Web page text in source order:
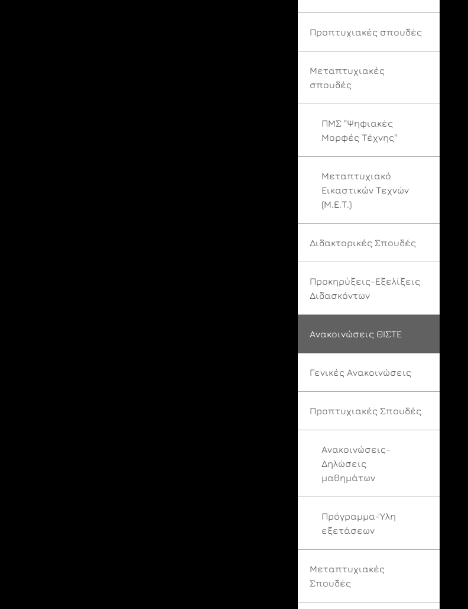
Προπτυχιακές σπουδές
Μεταπτυχιακές
σπουδές
ΠΜΣ "Ψηφιακές
Μορφές Τέχνης"
Μεταπτυχιακό
Εικαστικών Τεχνών
(Μ.Ε.Τ.)
Διδακτορικές Σπουδές
Προκηρύξεις-Εξελίξεις
Διδασκόντων
Ανακοινώσεις ΘΙΣΤΕ
Γενικές Ανακοινώσεις
Προπτυχιακές Σπουδές
Ανακοινώσεις-
Δηλώσεις
μαθημάτων
Πρόγραμμα-Ύλη
εξετάσεων
Μεταπτυχιακές
Σπουδές